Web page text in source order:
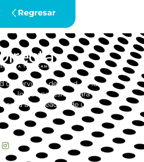
Regresar
de servicios de salud, en la
lo que necesitas para tu
a la creación de un